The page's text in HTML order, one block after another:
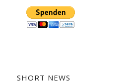
SHORT NEWS